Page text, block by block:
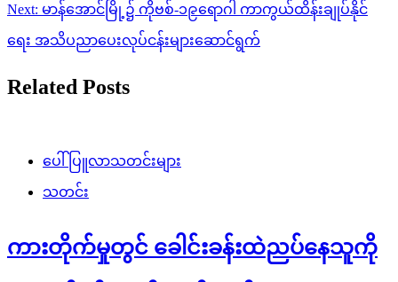
Next: မာန်အောင်မြို့၌ ကိုဗစ်-၁၉ရောဂါ ကာကွယ်ထိန်းချုပ်နိုင်
ရေး အသိပညာပေးလုပ်ငန်းများဆောင်ရွက်
Related Posts
ပေါ်ပြူလာသတင်းများ
သတင်း
ကားတိုက်မှုတွင် ခေါင်းခန်းထဲညပ်နေသူကို